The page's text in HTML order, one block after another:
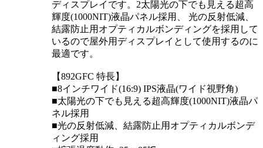
ディスプレイです。2太陽光の下でも見える超高
輝度(1000NIT)液晶パネル採用、 光の反射低減、
結露防止用オプティカルボンディングを採用して
いるので屋外用ディスプレイとして使用するのに
最適です。
【892GFC 特長】
■8インチワイド(16:9) IPS液晶(ワイド視野角)
■太陽光の下でも見える超高輝度(1000NIT)液晶パ
ネル採用
■光の反射低減、結露防止用オプティカルボンデ
ィング採用